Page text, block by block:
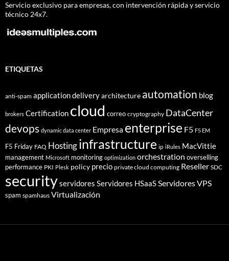
Servicio exclusivo para empresas, con intervención rápida y servicio
técnico 24x7.
ETIQUETAS
anti-spam application deliveryarchitecture automation blog
brokers Certification cloud correo cryptography DataCenter
devops dynamic data center Empresa enterprise F5 F5 EM
F5 Friday FAQ Hostinginfrastructure ip iRules MacVittie
management Microsoft monitoring optimization orchestration overselling
performance PKI Plesk policy precio private cloud computing Reseller SDC
securityservidores Servidores HSaaSServidores VPS
spam spamhaus Virtualización